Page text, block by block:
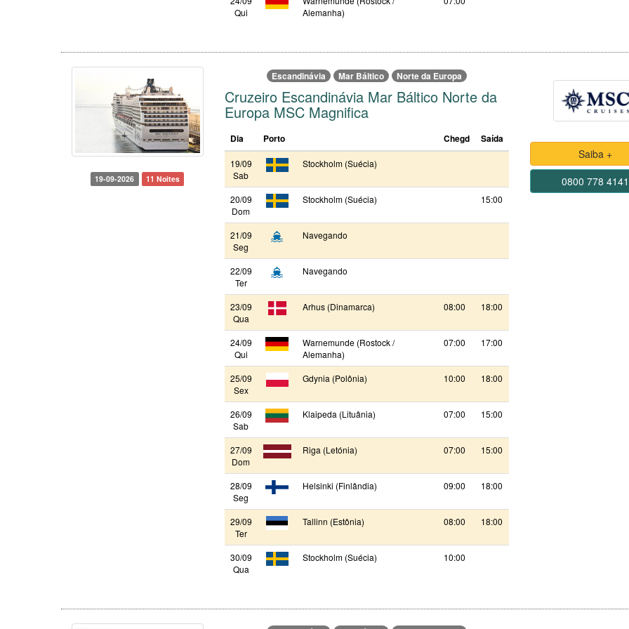
Qui
Alemanha)
19-09-2026 11 Noites
Escandinávia Mar Báltico Norte da Europa
Cruzeiro Escandinávia Mar Báltico Norte da
Europa MSC Magnifica
Dia Porto Chegd Saída
19/09
Sab
Stockholm (Suécia)
20/09
Dom
Stockholm (Suécia) 15:00
21/09
Seg
Navegando
22/09
Ter
Navegando
23/09
Qua
Arhus (Dinamarca) 08:00 18:00
24/09
Qui
Warnemunde (Rostock /
Alemanha)
07:00 17:00
25/09
Sex
Gdynia (Polônia) 10:00 18:00
26/09
Sab
Klaipeda (Lituânia) 07:00 15:00
27/09
Dom
Riga (Letónia) 07:00 15:00
28/09
Seg
Helsinki (Finlândia) 09:00 18:00
29/09
Ter
Tallinn (Estônia) 08:00 18:00
30/09
Qua
Stockholm (Suécia) 10:00
Saiba +
0800 778 4141